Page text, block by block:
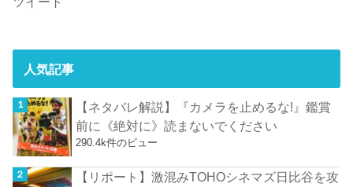
人気記事
【ネタバレ解説】『カメラを止めるな!』鑑賞
前に《絶対に》読まないでください
290.4k件のビュー
【リポート】激混みTOHOシネマズ日比谷を攻